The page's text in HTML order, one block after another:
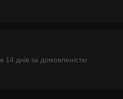
днів за домовленістю